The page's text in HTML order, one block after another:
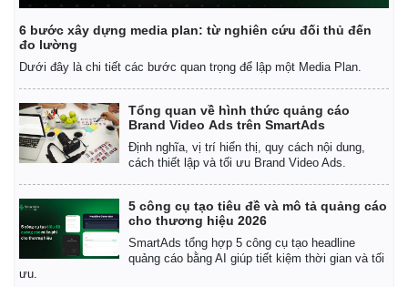
6 bước xây dựng media plan: từ nghiên cứu đối thủ đến
đo lường
Dưới đây là chi tiết các bước quan trọng để lập một Media Plan.
Tổng quan về hình thức quảng cáo
Brand Video Ads trên SmartAds
Định nghĩa, vị trí hiển thị, quy cách nội dung,
cách thiết lập và tối ưu Brand Video Ads.
5 công cụ tạo tiêu đề và mô tả quảng cáo
cho thương hiệu 2026
SmartAds tổng hợp 5 công cụ tạo headline
quảng cáo bằng AI giúp tiết kiệm thời gian và tối
ưu.